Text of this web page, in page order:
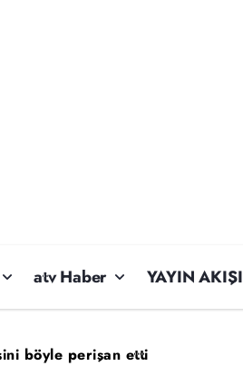
atv Haber YAYIN AKIŞI
böyle perişan etti